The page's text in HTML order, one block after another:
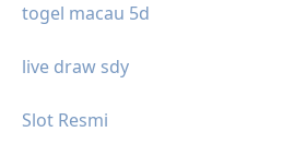
togel macau 5d
live draw sdy
Slot Resmi